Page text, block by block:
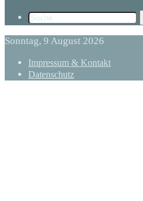
Sonntag, 9 August 2026
Impressum & Kontakt
Datenschutz